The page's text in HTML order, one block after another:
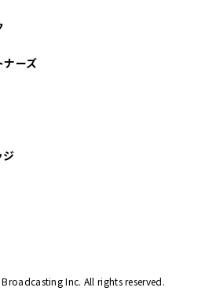
ナーズ
ジ
Inc. All rights reserved.